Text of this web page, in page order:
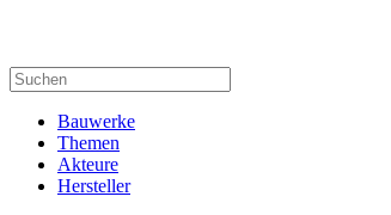
Bauwerke
Themen
Akteure
Hersteller